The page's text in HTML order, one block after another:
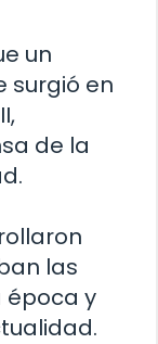
un
surgió en
de la
las
época y